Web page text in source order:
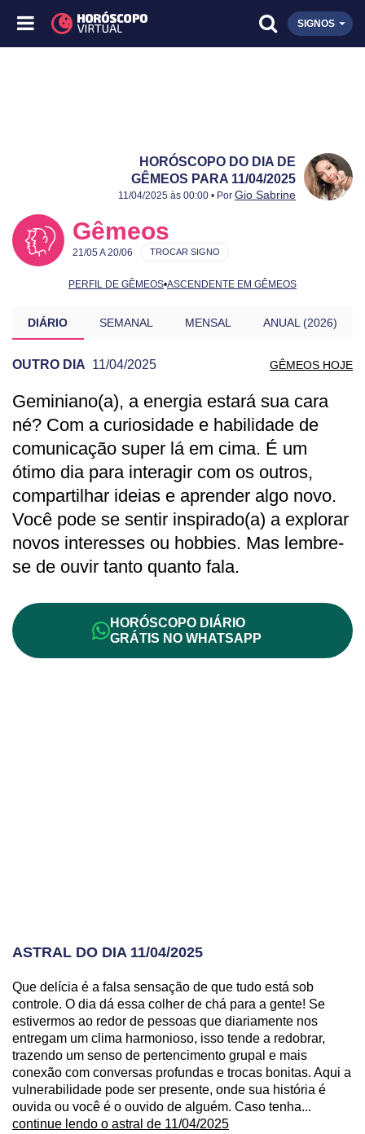
SIGNOS
HORÓSCOPO DO DIA DE
GÊMEOS PARA 11/04/2025
Publicado:
11/04/2025
Atualizado:
11/04/2025
11/04/2025 às 00:00 • Por Gio Sabrine
Gêmeos
21/05 A 20/06
PERFIL DE GÊMEOS•ASCENDENTE EM GÊMEOS
TROCAR SIGNO
DIÁRIO SEMANAL MENSAL ANUAL (2026)
OUTRO DIA 11/04/2025 GÊMEOS HOJE
PREVISÃO DE GÊMEOS PARA OUTRO
Geminiano(a), a energia estará sua cara
né? Com a curiosidade e habilidade de
comunicação super lá em cima. É um
ótimo dia para interagir com os outros,
compartilhar ideias e aprender algo novo.
Você pode se sentir inspirado(a) a explorar
novos interesses ou hobbies. Mas lembre-
se de ouvir tanto quanto fala.
HORÓSCOPO DIÁRIO
GRÁTIS NO WHATSAPP
ASTRAL DO DIA 11/04/2025
Que delícia é a falsa sensação de que tudo está sob
controle. O dia dá essa colher de chá para a gente! Se
estivermos ao redor de pessoas que diariamente nos
entregam um clima harmonioso, isso tende a redobrar,
trazendo um senso de pertencimento grupal e mais
conexão com conversas profundas e trocas bonitas. Aqui a
vulnerabilidade pode ser presente, onde sua história é
ouvida ou você é o ouvido de alguém. Caso tenha...
continue lendo o astral de 11/04/2025